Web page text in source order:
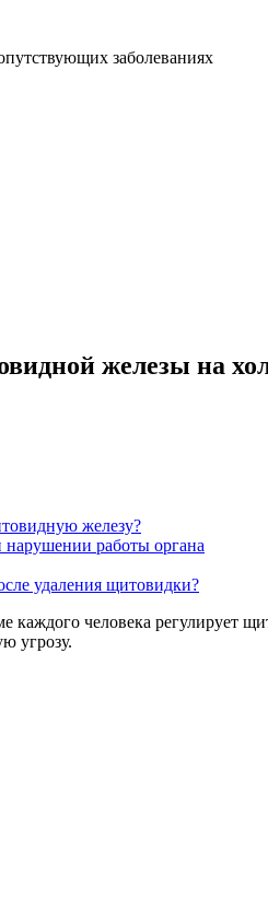
заболеваниях
железы на
железу?
нарушении работы органа
удаления щитовидки?
каждого человека регулирует
угрозу.